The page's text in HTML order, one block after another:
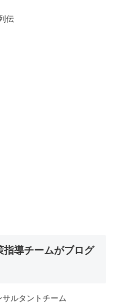
伝
指導チームがブログ
ルタントチーム